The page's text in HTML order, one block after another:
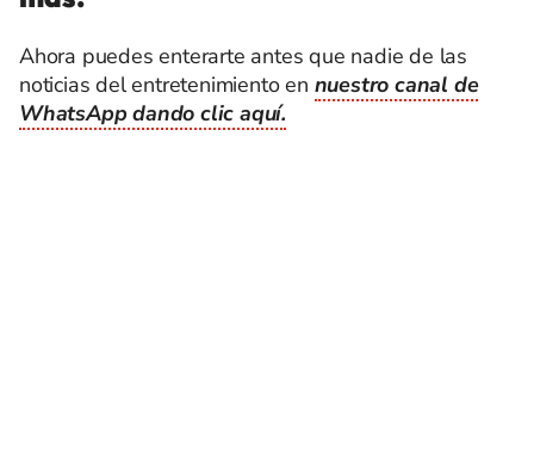
Ahora puedes enterarte antes que nadie de las
noticias del entretenimiento en nuestro canal de
WhatsApp dando clic aquí.